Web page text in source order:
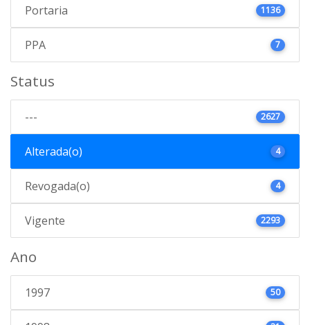
Portaria 1136
PPA 7
Status
--- 2627
Alterada(o) 4
Revogada(o) 4
Vigente 2293
Ano
1997 50